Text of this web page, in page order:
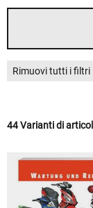
Rimuovi tutti i filtri
44 Varianti di